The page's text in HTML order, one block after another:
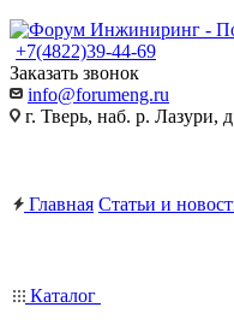
+7(4822)39-44-69
Заказать звонок
info@forumeng.ru
г. Тверь, наб. р. Лазури,
Главная Статьи и
Каталог